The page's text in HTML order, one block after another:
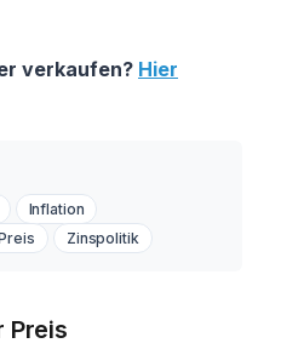
verkaufen? Hier
Inflation
Zinspolitik
Preis